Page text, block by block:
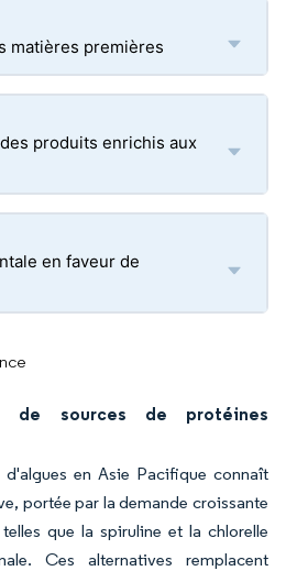
matières premières
produits enrichis aux
en faveur de
de sources de protéines
en Asie Pacifique connaît
portée par la demande croissante
que la spiruline et la chlorelle
Ces alternatives remplacent